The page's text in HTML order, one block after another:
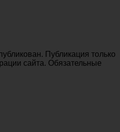
Публикация только
сайта. Обязательные